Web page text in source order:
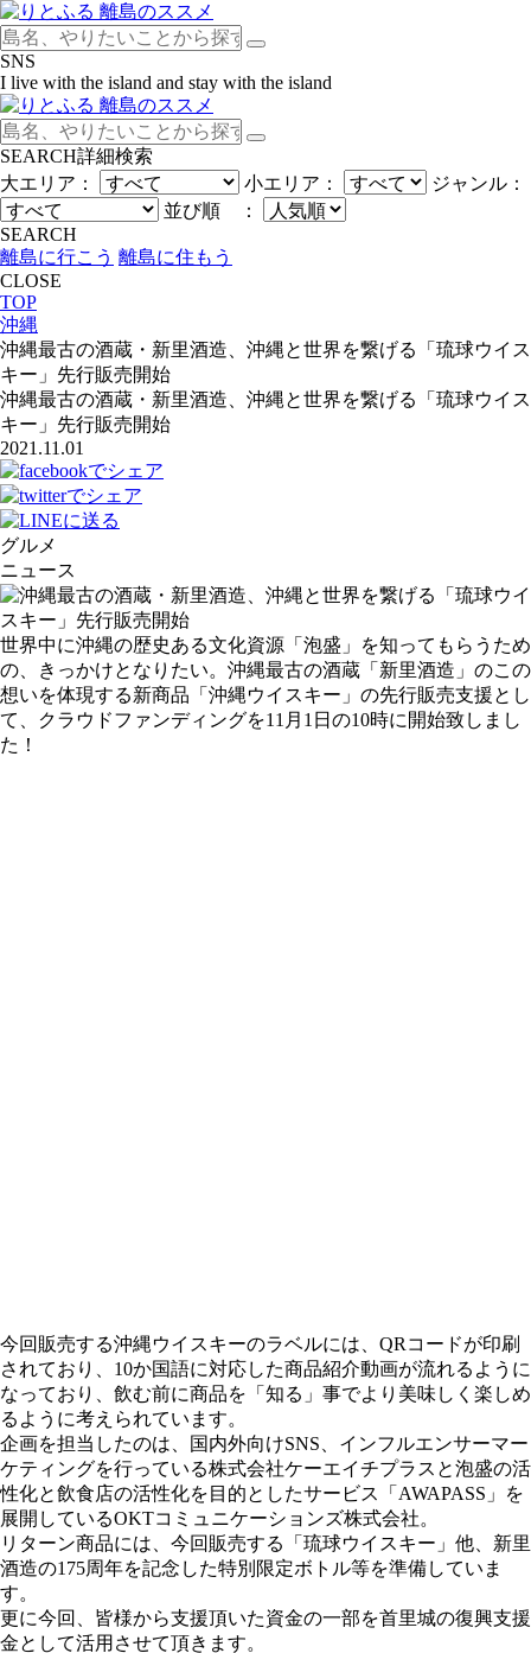
SNS
I live with the island and stay with the island
SEARCH詳細検索
大エリア：
小エリア：
ジャンル：
並び順 ：
SEARCH
離島に行こう 離島に住もう
CLOSE
TOP
沖縄
沖縄最古の酒蔵・新里酒造、沖縄と世界を繋げる「琉球ウイス
キー」先行販売開始
沖縄最古の酒蔵・新里酒造、沖縄と世界を繋げる「琉球ウイス
キー」先行販売開始
2021.11.01
グルメ
ニュース
世界中に沖縄の歴史ある文化資源「泡盛」を知ってもらうため
の、きっかけとなりたい。沖縄最古の酒蔵「新里酒造」のこの
想いを体現する新商品「沖縄ウイスキー」の先行販売支援とし
て、クラウドファンディングを11月1日の10時に開始致しまし
た！
今回販売する沖縄ウイスキーのラベルには、QRコードが印刷
されており、10か国語に対応した商品紹介動画が流れるように
なっており、飲む前に商品を「知る」事でより美味しく楽しめ
るように考えられています。
企画を担当したのは、国内外向けSNS、インフルエンサーマー
ケティングを行っている株式会社ケーエイチプラスと泡盛の活
性化と飲食店の活性化を目的としたサービス「AWAPASS」を
展開しているOKTコミュニケーションズ株式会社。
リターン商品には、今回販売する「琉球ウイスキー」他、新里
酒造の175周年を記念した特別限定ボトル等を準備していま
す。
更に今回、皆様から支援頂いた資金の一部を首里城の復興支援
金として活用させて頂きます。